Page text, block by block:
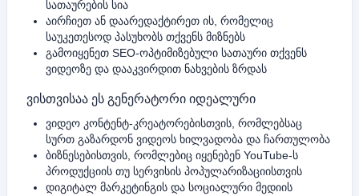
სათაურების სია
აირჩიეთ ან დაარედაქტირეთ ის, რომელიც
საუკეთესოდ პასუხობს თქვენს მიზნებს
გამოიყენეთ SEO-ოპტიმიზებული სათაური თქვენს
ვიდეოზე და დააკვირდით ნახვების ზრდას
ვისთვისაა ეს გენერატორი იდეალური
ვიდეო კონტენტ-კრეატორებისთვის, რომლებსაც
სურთ გაზარდონ ვიდეოს ხილვადობა და ჩართულობა
ბიზნესებისთვის, რომლებიც იყენებენ YouTube-ს
პროდუქციის თუ სერვისის პოპულარიზაციისთვის
დიგიტალ მარკეტინგის და სოციალური მედიის